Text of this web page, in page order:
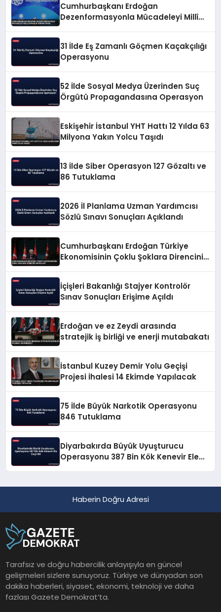
Cumhurbaşkanı Erdoğan
Dezenformasyonla Mücadeleyi Millî
31 İlde Eş Zamanlı Göçmen Kaçakçılığı
Operasyonu
52 İlde Sosyal Medya Üzerinden Suç
Örgütü Propagandasına Operasyon
Eskişehir İstanbul YHT Hattı 12 Yılda 63
Milyona Yakın Yolcu Taşıdı
13 İlde Siber Operasyon 127 Gözaltı ve
86 Tutuklama
2026 İl Planlama Uzman Yardımcısı
Sözlü Sınavı Sonuçları Açıklandı
Cumhurbaşkanı Erdoğan Türkiye
Ekonomisinin Çoklu Şoklara Direncini
İçişleri Bakanlığı Stajyer Kontrolör
Sınav Sonuçları Erişime Açıldı
Erdoğan ve ez Zeydi arasında
stratejik iş birliği ve enerji mutabakatı
İstanbul Kuzey Demir Yolu Geçişi
Projesi İhalesi 14 Ekimde Yapılacak
75 İlde Büyük Narkotik Operasyonu
846 Tutuklama
Diyarbakırda Büyük Uyuşturucu
Operasyonu 387 Bin Kök Kenevir Ele
Haberin Doğru Adresi
Tarafsız ve doğru habercilik anlayışıyla en güncel
gelişmeleri sizlere sunuyoruz. Türkiye ve dünyadan son
dakika haberleri, siyaset, ekonomi, teknoloji ve daha
fazlası Gazete Demokrat’ta.